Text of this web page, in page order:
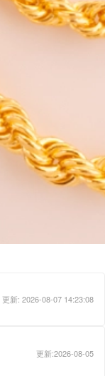
更新: 2026-08-07 14:23:08
更新:2026-08-05